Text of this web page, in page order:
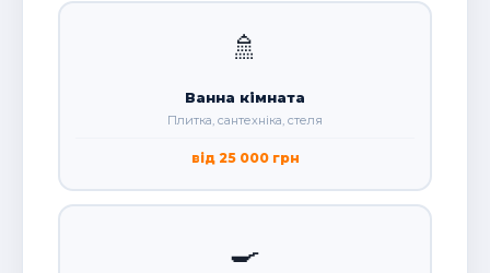
🚿
Ванна кімната
Плитка, сантехніка, стеля
від 25 000 грн
🍳